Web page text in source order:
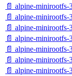
📄 alpine-minirootfs-
📄 alpine-minirootfs-
📄 alpine-minirootfs-
📄 alpine-minirootfs-
📄 alpine-minirootfs-
📄 alpine-minirootfs-
📄 alpine-minirootfs-